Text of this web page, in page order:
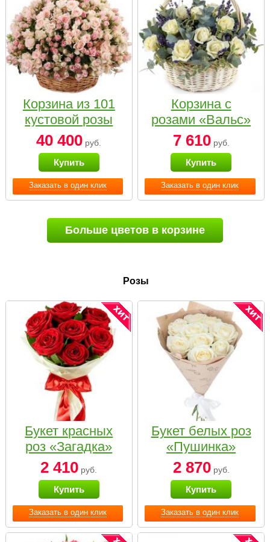
Заказать в один клик
Корзина из 101
кустовой розы
нежных тонов
40 400 руб.
Купить
Заказать в один клик
Корзина с
розами «Вальс»
7 610руб.
Купить
Больше цветов в корзине
Розы
Заказать в один клик
Букет красных
роз «Загадка»
2 410 руб.
Купить
Заказать в один клик
Букет белых роз
«Пушинка»
2 870руб.
Купить